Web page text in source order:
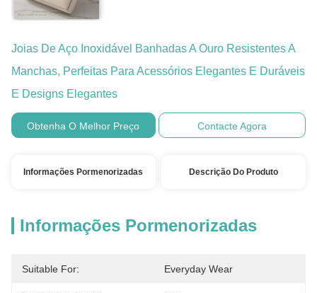
Joias De Aço Inoxidável Banhadas A Ouro Resistentes A
Manchas, Perfeitas Para Acessórios Elegantes E Duráveis
​​e Designs Elegantes
Obtenha O Melhor Preço Contacte Agora
Informações Pormenorizadas Descrição Do Produto
Informações Pormenorizadas
Suitable For: Everyday Wear